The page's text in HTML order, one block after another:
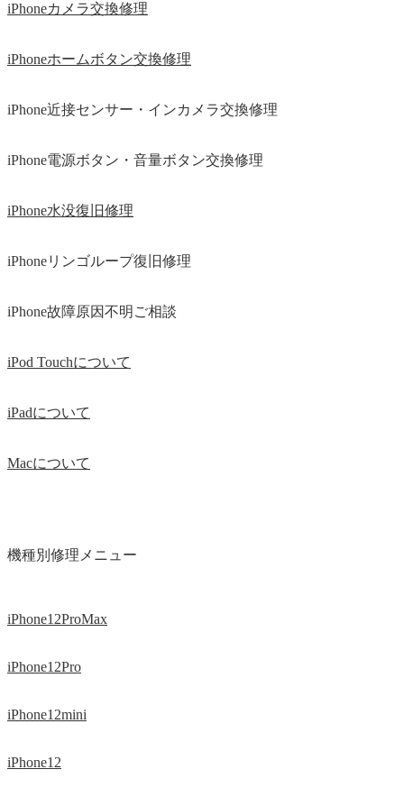
iPhoneカメラ交換修理
iPhoneホームボタン交換修理
iPhone近接センサー・インカメラ交換修理
iPhone電源ボタン・音量ボタン交換修理
iPhone水没復旧修理
iPhoneリンゴループ復旧修理
iPhone故障原因不明ご相談
iPod Touchについて
iPadについて
Macについて
機種別修理メニュー
iPhone12ProMax
iPhone12Pro
iPhone12mini
iPhone12